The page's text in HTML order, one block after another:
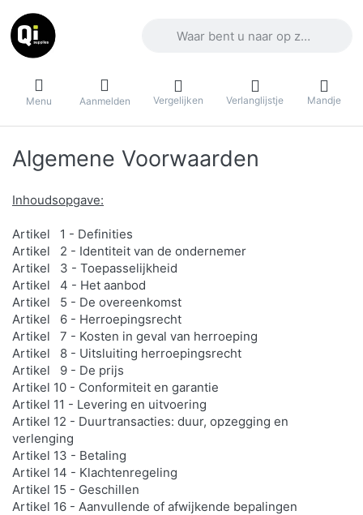
Menu Aanmelden Vergelijken Verlanglijstje Mandje
Algemene Voorwaarden
Inhoudsopgave:
Artikel 1 - Definities
Artikel 2 - Identiteit van de ondernemer
Artikel 3 - Toepasselijkheid
Artikel 4 - Het aanbod
Artikel 5 - De overeenkomst
Artikel 6 - Herroepingsrecht
Artikel 7 - Kosten in geval van herroeping
Artikel 8 - Uitsluiting herroepingsrecht
Artikel 9 - De prijs
Artikel 10 - Conformiteit en garantie
Artikel 11 - Levering en uitvoering
Artikel 12 - Duurtransacties: duur, opzegging en
verlenging
Artikel 13 - Betaling
Artikel 14 - Klachtenregeling
Artikel 15 - Geschillen
Artikel 16 - Aanvullende of afwijkende bepalingen